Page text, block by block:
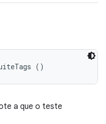
()
a que o teste